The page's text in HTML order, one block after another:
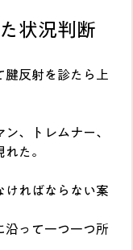
状況判断
腱反射を診たら上
、トレムナー、
た。
ければならない案
沿って一つ一つ所